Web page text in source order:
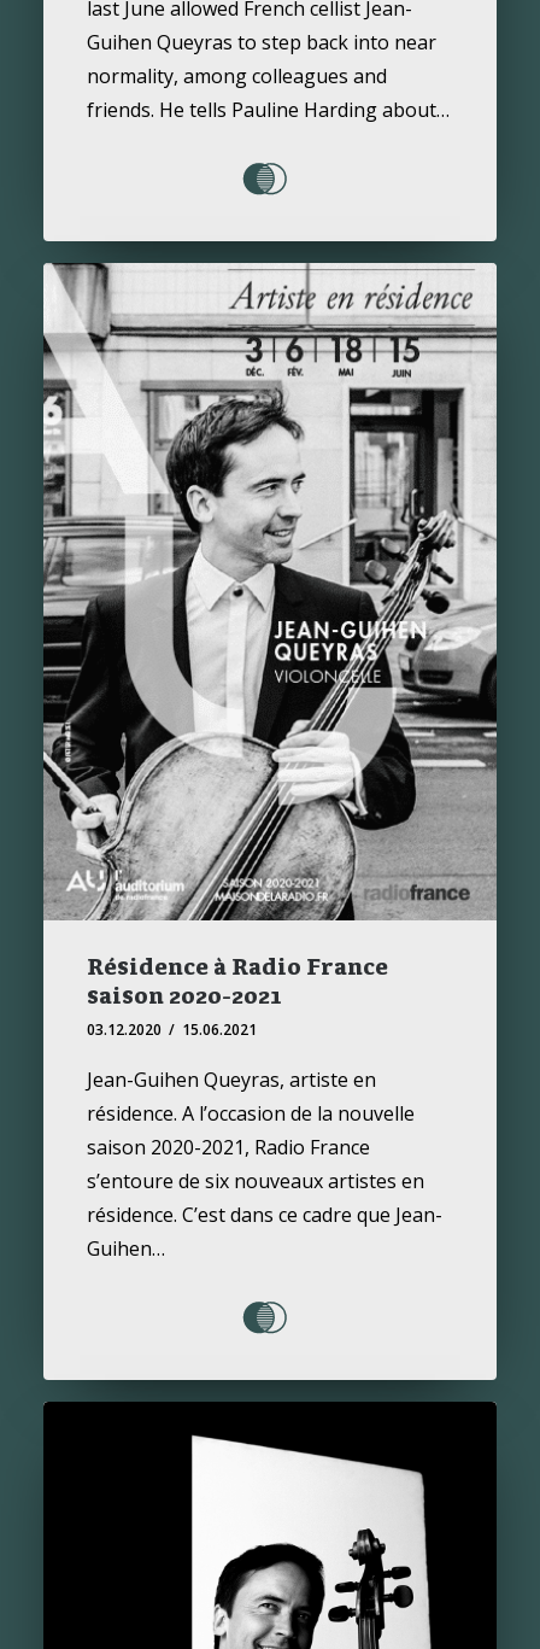
last June allowed French cellist Jean-
Guihen Queyras to step back into near
normality, among colleagues and
friends. He tells Pauline Harding about…
Résidence à Radio France
saison 2020-2021
03.12.2020 / 15.06.2021
Jean-Guihen Queyras, artiste en
résidence. A l’occasion de la nouvelle
saison 2020-2021, Radio France
s’entoure de six nouveaux artistes en
résidence. C’est dans ce cadre que Jean-
Guihen…